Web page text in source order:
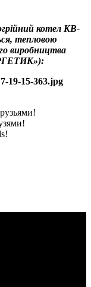
котел КВ-
тепловою
виробництва